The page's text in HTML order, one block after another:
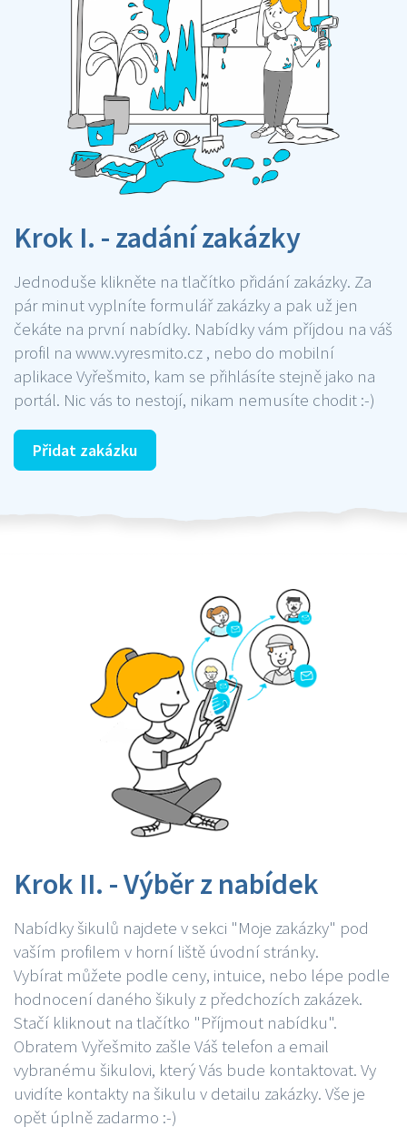
Krok I. - zadání zakázky
Jednoduše klikněte na tlačítko přidání zakázky. Za
pár minut vyplníte formulář zakázky a pak už jen
čekáte na první nabídky. Nabídky vám příjdou na váš
profil na www.vyresmito.cz , nebo do mobilní
aplikace Vyřešmito, kam se přihlásíte stejně jako na
portál. Nic vás to nestojí, nikam nemusíte chodit :-)
Přidat zakázku
Krok II. - Výběr z nabídek
Nabídky šikulů najdete v sekci "Moje zakázky" pod
vaším profilem v horní liště úvodní stránky.
Vybírat můžete podle ceny, intuice, nebo lépe podle
hodnocení daného šikuly z předchozích zakázek.
Stačí kliknout na tlačítko "Příjmout nabídku".
Obratem Vyřešmito zašle Váš telefon a email
vybranému šikulovi, který Vás bude kontaktovat. Vy
uvidíte kontakty na šikulu v detailu zakázky. Vše je
opět úplně zadarmo :-)